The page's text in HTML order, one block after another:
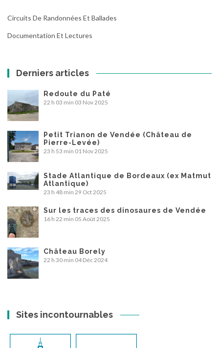
Circuits De Randonnées Et Ballades
Documentation Et Lectures
Derniers articles
Redoute du Paté
22 h 03 min 03 Nov 2025
Petit Trianon de Vendée (Château de
Pierre-Levée)
23 h 53 min 01 Nov 2025
Stade Atlantique de Bordeaux (ex Matmut
Atlantique)
23 h 48 min 29 Oct 2025
Sur les traces des dinosaures de Vendée
16 h 22 min 05 Août 2025
Château Borely
22 h 30 min 04 Déc 2024
Sites incontournables